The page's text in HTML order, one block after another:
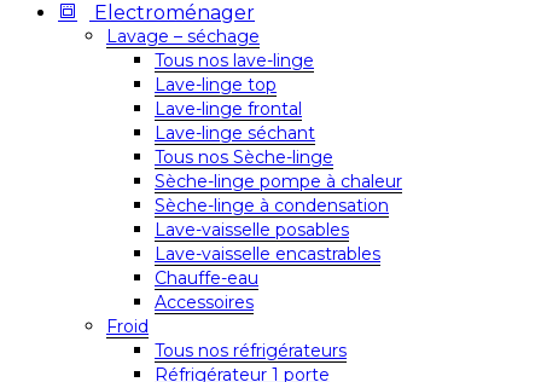
Electroménager
Lavage – séchage
Tous nos lave-linge
Lave-linge top
Lave-linge frontal
Lave-linge séchant
Tous nos Sèche-linge
Sèche-linge pompe à chaleur
Sèche-linge à condensation
Lave-vaisselle posables
Lave-vaisselle encastrables
Chauffe-eau
Accessoires
Froid
Tous nos réfrigérateurs
Réfrigérateur 1 porte